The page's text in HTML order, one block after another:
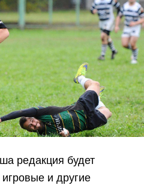
редакция будет
и другие